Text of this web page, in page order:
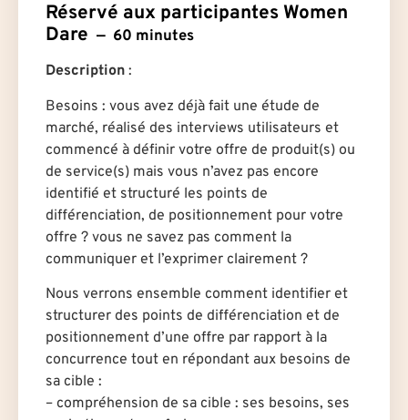
Réservé aux participantes Women
Dare
60 minutes
Description :
Besoins : vous avez déjà fait une étude de
marché, réalisé des interviews utilisateurs et
commencé à définir votre offre de produit(s) ou
de service(s) mais vous n’avez pas encore
identifié et structuré les points de
différenciation, de positionnement pour votre
offre ? vous ne savez pas comment la
communiquer et l’exprimer clairement ?
Nous verrons ensemble comment identifier et
structurer des points de différenciation et de
positionnement d’une offre par rapport à la
concurrence tout en répondant aux besoins de
sa cible :
– compréhension de sa cible : ses besoins, ses